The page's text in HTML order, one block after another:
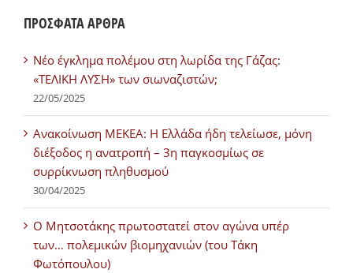
ΠΡΟΣΦΑΤΑ ΑΡΘΡΑ
Νέο έγκλημα πολέμου στη λωρίδα της Γάζας:
«ΤΕΛΙΚΗ ΛΥΣΗ» των σιωναζιστών;
22/05/2025
Ανακοίνωση ΜΕΚΕΑ: Η Ελλάδα ήδη τελείωσε, μόνη
διέξοδος η ανατροπή – 3η παγκοσμίως σε
συρρίκνωση πληθυσμού
30/04/2025
Ο Μητσοτάκης πρωτοστατεί στον αγώνα υπέρ
των… πολεμικών βιομηχανιών (του Τάκη
Φωτόπουλου)